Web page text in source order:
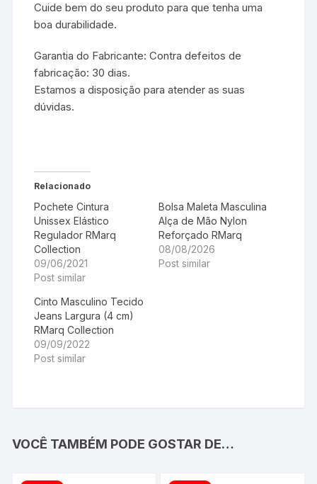
Cuide bem do seu produto para que tenha uma
boa durabilidade.
Garantia do Fabricante: Contra defeitos de
fabricação: 30 dias.
Estamos a disposição para atender as suas
dúvidas.
Relacionado
Pochete Cintura
Unissex Elástico
Regulador RMarq
Collection
09/06/2021
Post similar
Bolsa Maleta Masculina
Alça de Mão Nylon
Reforçado RMarq
08/08/2026
Post similar
Cinto Masculino Tecido
Jeans Largura (4 cm)
RMarq Collection
09/09/2022
Post similar
VOCÊ TAMBÉM PODE GOSTAR DE…